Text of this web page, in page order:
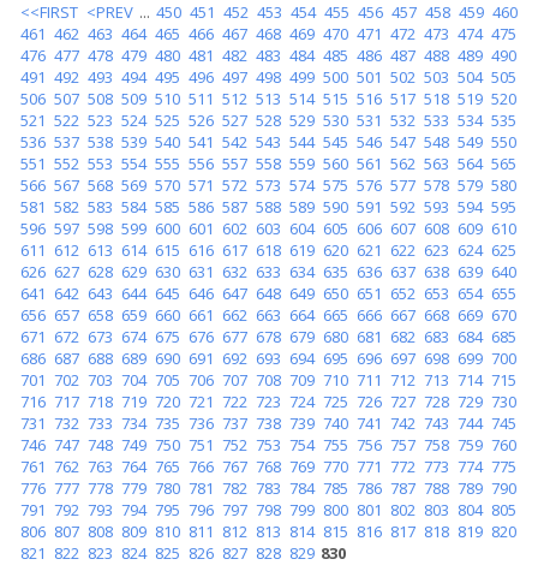
<<FIRST <PREV ... 450 451 452 453 454 455 456 457 458 459 460
461 462 463 464 465 466 467 468 469 470 471 472 473 474 475
476 477 478 479 480 481 482 483 484 485 486 487 488 489 490
491 492 493 494 495 496 497 498 499 500 501 502 503 504 505
506 507 508 509 510 511 512 513 514 515 516 517 518 519 520
521 522 523 524 525 526 527 528 529 530 531 532 533 534 535
536 537 538 539 540 541 542 543 544 545 546 547 548 549 550
551 552 553 554 555 556 557 558 559 560 561 562 563 564 565
566 567 568 569 570 571 572 573 574 575 576 577 578 579 580
581 582 583 584 585 586 587 588 589 590 591 592 593 594 595
596 597 598 599 600 601 602 603 604 605 606 607 608 609 610
611 612 613 614 615 616 617 618 619 620 621 622 623 624 625
626 627 628 629 630 631 632 633 634 635 636 637 638 639 640
641 642 643 644 645 646 647 648 649 650 651 652 653 654 655
656 657 658 659 660 661 662 663 664 665 666 667 668 669 670
671 672 673 674 675 676 677 678 679 680 681 682 683 684 685
686 687 688 689 690 691 692 693 694 695 696 697 698 699 700
701 702 703 704 705 706 707 708 709 710 711 712 713 714 715
716 717 718 719 720 721 722 723 724 725 726 727 728 729 730
731 732 733 734 735 736 737 738 739 740 741 742 743 744 745
746 747 748 749 750 751 752 753 754 755 756 757 758 759 760
761 762 763 764 765 766 767 768 769 770 771 772 773 774 775
776 777 778 779 780 781 782 783 784 785 786 787 788 789 790
791 792 793 794 795 796 797 798 799 800 801 802 803 804 805
806 807 808 809 810 811 812 813 814 815 816 817 818 819 820
821 822 823 824 825 826 827 828 829 830